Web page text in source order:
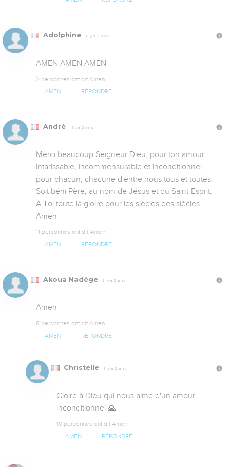
Adolphine Il y a 2 ans
AMEN AMEN AMEN
2 personnes ont dit Amen
AMEN RÉPONDRE
André Il y a 2 ans
Merci beaucoup Seigneur Dieu, pour ton amour
intarissable, incommensurable et inconditionnel
pour chacun, chacune d'entre nous tous et toutes.
Soit béni Père, au nom de Jésus et du Saint-Esprit.
A Toi toute la gloire pour les siècles des siècles.
Amen
11 personnes ont dit Amen
AMEN RÉPONDRE
Akoua Nadège Il y a 2 ans
Amen
8 personnes ont dit Amen
AMEN RÉPONDRE
Christelle Il y a 2 ans
Gloire à Dieu qui nous aime d'un amour
inconditionnel 🙏
10 personnes ont dit Amen
AMEN RÉPONDRE